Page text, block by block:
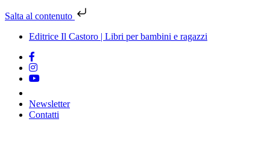
Salta al contenuto
Editrice Il Castoro | Libri per bambini e ragazzi
Newsletter
Contatti